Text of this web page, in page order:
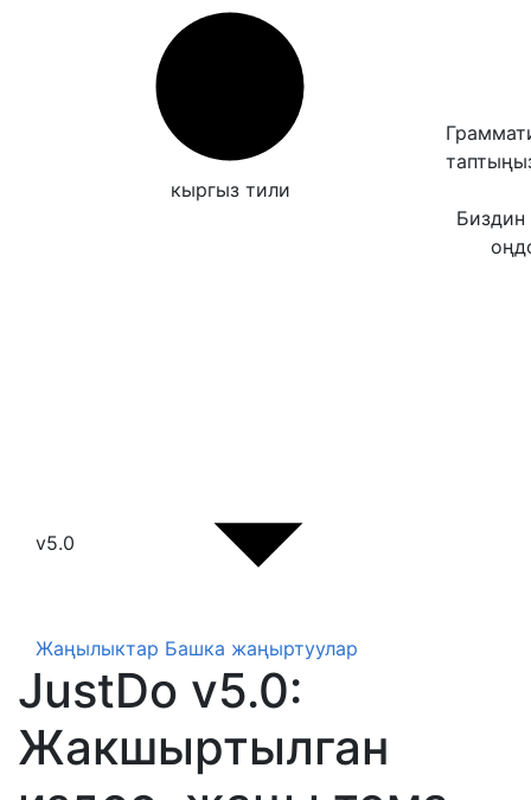
кыргыз тили
v5.0
Жаңылыктар Башка жаңыртуулар
JustDo v5.0:
Жакшыртылган